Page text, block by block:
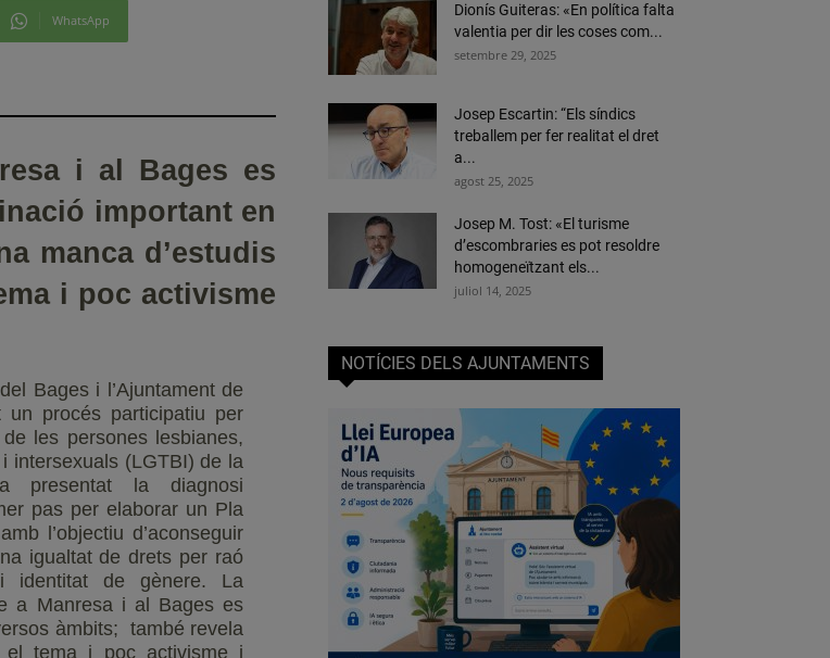
WhatsApp
i al Bages es
important en
manca d’estudis
i poc activisme
Bages i l’Ajuntament de
procés participatiu per
les persones lesbianes,
intersexuals (LGTBI) de la
presentat la diagnosi
pas per elaborar un Pla
l’objectiu d’aconseguir
igualtat de drets per raó
i identitat de gènere. La
a Manresa i al Bages es
àmbits; també revela
el tema i poc activisme i
Dionís Guiteras: «En política falta
valentia per dir les coses com...
setembre 29, 2025
Josep Escartin: “Els síndics
treballem per fer realitat el dret
a...
agost 25, 2025
Josep M. Tost: «El turisme
d’escombraries es pot resoldre
homogeneïtzant els...
juliol 14, 2025
NOTÍCIES DELS AJUNTAMENTS